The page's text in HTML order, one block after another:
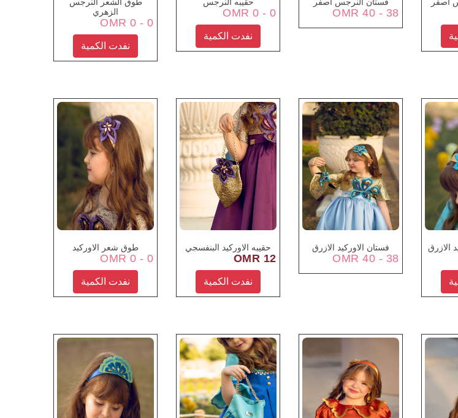
38 - 40 OMR
0 - 0 OMR
نفدت الكمية
الزهري
0 - 0 OMR
نفدت الكمية
الازرق فستان الاوركيد الازرق
38 - 40 OMR
حقيبه الاوركيد البنفسجي
12 OMR
نفدت الكمية
طوق شعر الاوركيد
0 - 0 OMR
نفدت الكمية